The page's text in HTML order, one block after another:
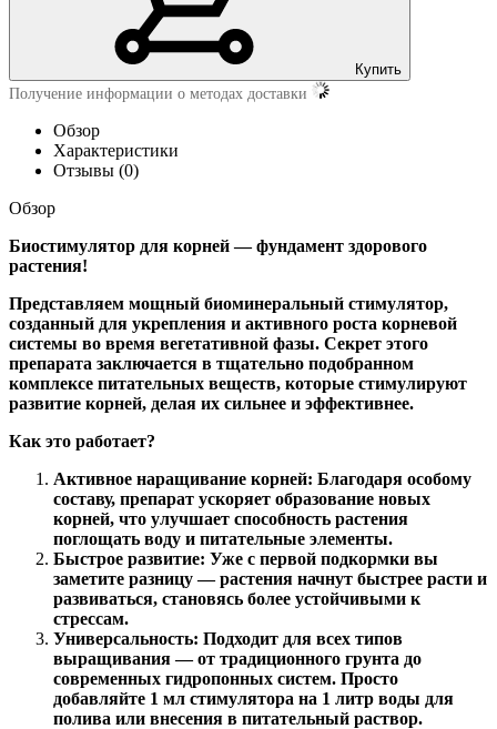
Купить
Получение информации о методах доставки
Обзор
Характеристики
Отзывы (0)
Обзор
Биостимулятор для корней — фундамент здорового
растения!
Представляем мощный биоминеральный стимулятор,
созданный для укрепления и активного роста корневой
системы во время вегетативной фазы. Секрет этого
препарата заключается в тщательно подобранном
комплексе питательных веществ, которые стимулируют
развитие корней, делая их сильнее и эффективнее.
Как это работает?
Активное наращивание корней: Благодаря особому
составу, препарат ускоряет образование новых
корней, что улучшает способность растения
поглощать воду и питательные элементы.
Быстрое развитие: Уже с первой подкормки вы
заметите разницу — растения начнут быстрее расти и
развиваться, становясь более устойчивыми к
стрессам.
Универсальность: Подходит для всех типов
выращивания — от традиционного грунта до
современных гидропонных систем. Просто
добавляйте 1 мл стимулятора на 1 литр воды для
полива или внесения в питательный раствор.